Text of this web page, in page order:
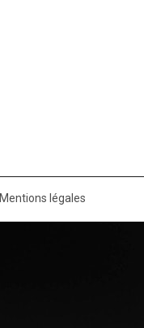
Mentions légales